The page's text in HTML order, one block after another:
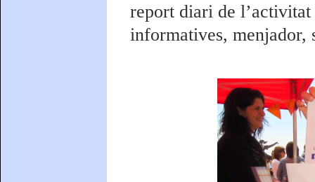
report diari de
informatives, menjador,